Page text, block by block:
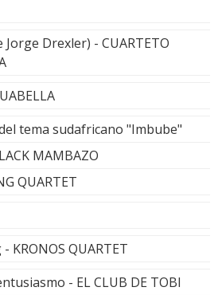
Drexler) - CUARTETO
tema sudafricano "Imbube"
MAMBAZO
QUARTET
KRONOS QUARTET
- EL CLUB DE TOBI